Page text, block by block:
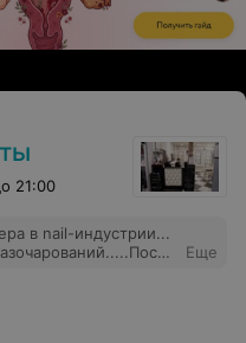
21:00
в nail-индустрии...
мастер и
Еще